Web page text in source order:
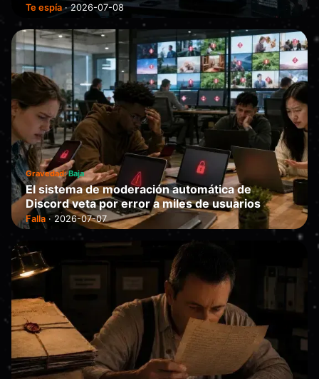
Te espía · 2026-07-08
Gravedad:Baja
El sistema de moderación automática de
Discord veta por error a miles de usuarios
Falla · 2026-07-07